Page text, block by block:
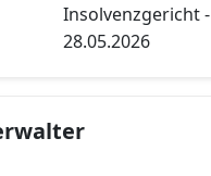
Insolvenzgericht -
28.05.2026